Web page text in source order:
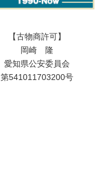
【古物商許可】
岡崎 隆
愛知県公安委員会
第541011703200号